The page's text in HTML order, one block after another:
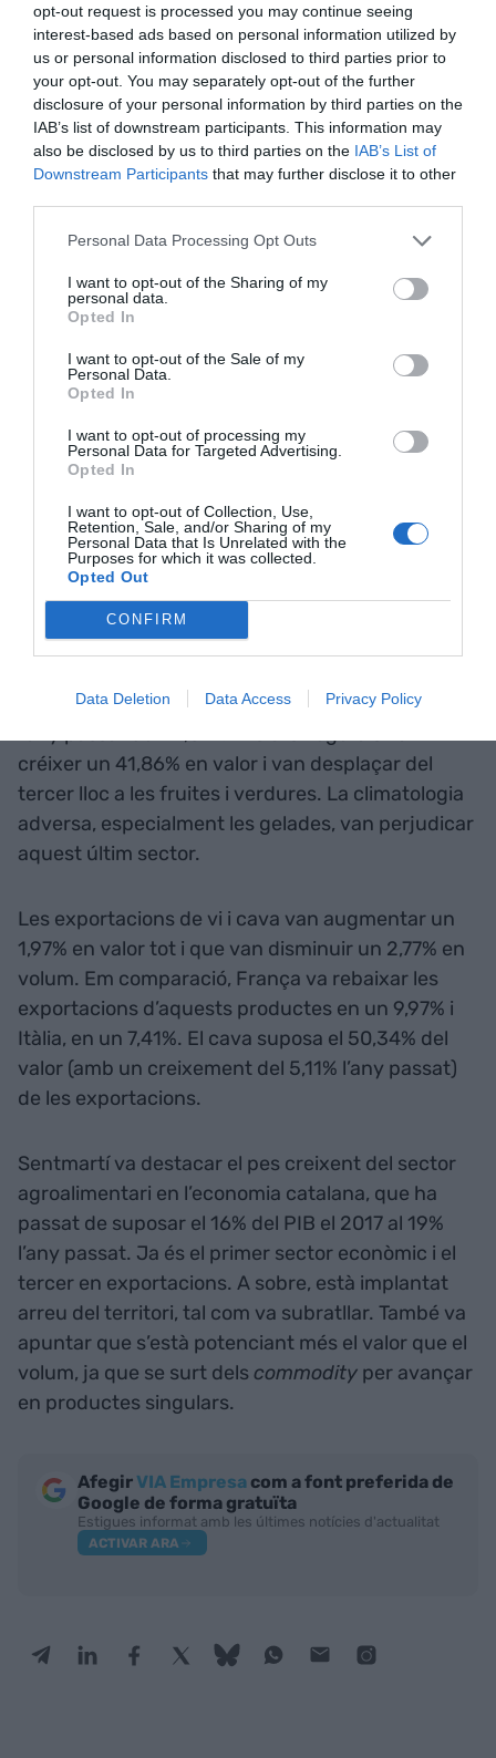
opt-out request is processed you may continue seeing
interest-based ads based on personal information utilized by
us or personal information disclosed to third parties prior to
your opt-out. You may separately opt-out of the further
disclosure of your personal information by third parties on the
IAB’s list of downstream participants. This information may
also be disclosed by us to third parties on the IAB’s List of
Downstream Participants that may further disclose it to other
Personal Data Processing Opt Outs
I want to opt-out of the Sharing of my
personal data.
Opted In
I want to opt-out of the Sale of my
Personal Data.
Opted In
I want to opt-out of processing my
Personal Data for Targeted Advertising.
Opted In
I want to opt-out of Collection, Use,
Retention, Sale, and/or Sharing of my
Personal Data that Is Unrelated with the
Purposes for which it was collected.
Opted Out
CONFIRM
Data Deletion Data Access Privacy Policy
El porcí català manté
pràcticament el volum
exportat malgrat el retrocés
a la Xina
(35,25%), que ha aconseguit diversificar-se per
ser menys depenent del mercat xinès. Aquest
país va reduir l’any passat el 53% de les seves
Tot i la davallada de les exportacions cap a la Xina,
el porcí català manté pràcticament el volum
exportat (amb una lleugera caiguda del -0,39%) i
n’augmenta el valor (+11,54%). Representa el
d’embotits ha augmentat en volum (+14,15%) com
el valor (+22,98%).
fine food(que aplega entre altres productes
pastisseria, xocolates, essències, fruits secs, sucs
sector exportador amb un creixement en valor
l’any passat del 14,82%. Els olis vegetals van
créixer un 41,86% en valor i van desplaçar del
tercer lloc a les fruites i verdures. La climatologia
adversa, especialment les gelades, van perjudicar
aquest últim sector.
Les exportacions de vi i cava van augmentar un
1,97% en valor tot i que van disminuir un 2,77% en
volum. Em comparació, França va rebaixar les
exportacions d’aquests productes en un 9,97% i
Itàlia, en un 7,41%. El cava suposa el 50,34% del
valor (amb un creixement del 5,11% l’any passat)
de les exportacions.
Sentmartí va destacar el pes creixent del sector
agroalimentari en l’economia catalana, que ha
passat de suposar el 16% del PIB el 2017 al 19%
l’any passat. Ja és el primer sector econòmic i el
tercer en exportacions. A sobre, està implantat
arreu del territori, tal com va subratllar. També va
apuntar que s’està potenciant més el valor que el
volum, ja que se surt delscommodity per avançar
en productes singulars.
AfegirVIA Empresa com a font preferida de
Google de forma gratuïta
Estigues informat amb les últimes notícies d'actualitat
ACTIVAR ARA